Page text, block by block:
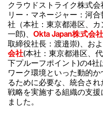
クラウドストライク株式
リー・マネージャー：河
社（本社：東京都港区、
一郎)、 Okta Japan株式会社
取締役社長：渡邉崇)、お
会社(本社：東京都港区、
下プルーフポイント)の4社
ワーク環境といった動的
るために必要な、統合さ
戦略を実施する組織の支
ました。